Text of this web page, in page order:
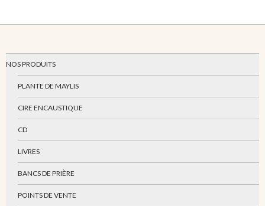
NOS PRODUITS
PLANTE DE MAYLIS
CIRE ENCAUSTIQUE
CD
LIVRES
BANCS DE PRIÈRE
POINTS DE VENTE